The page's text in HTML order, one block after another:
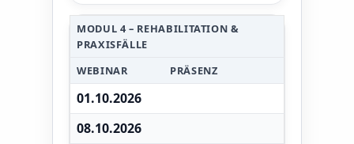
MODUL 4 – REHABILITATION &
PRAXISFÄLLE
WEBINAR
PRÄSENZ
01.10.2026
08.10.2026